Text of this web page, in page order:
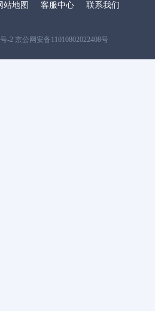
站地图 客服中心 联系我们
-2 京公网安备11010802022408号